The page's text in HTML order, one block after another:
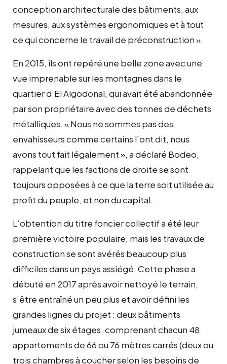
conception architecturale des bâtiments, aux
mesures, aux systèmes ergonomiques et à tout
ce qui concerne le travail de préconstruction ».
En 2015, ils ont repéré une belle zone avec une
vue imprenable sur les montagnes dans le
quartier d’El Algodonal, qui avait été abandonnée
par son propriétaire avec des tonnes de déchets
métalliques. « Nous ne sommes pas des
envahisseurs comme certains l’ont dit, nous
avons tout fait légalement », a déclaré Bodeo,
rappelant que les factions de droite se sont
toujours opposées à ce que la terre soit utilisée au
profit du peuple, et non du capital.
L’obtention du titre foncier collectif a été leur
première victoire populaire, mais les travaux de
construction se sont avérés beaucoup plus
difficiles dans un pays assiégé. Cette phase a
débuté en 2017 après avoir nettoyé le terrain,
s’être entraîné un peu plus et avoir défini les
grandes lignes du projet : deux bâtiments
jumeaux de six étages, comprenant chacun 48
appartements de 66 ou 76 mètres carrés (deux ou
trois chambres à coucher selon les besoins de